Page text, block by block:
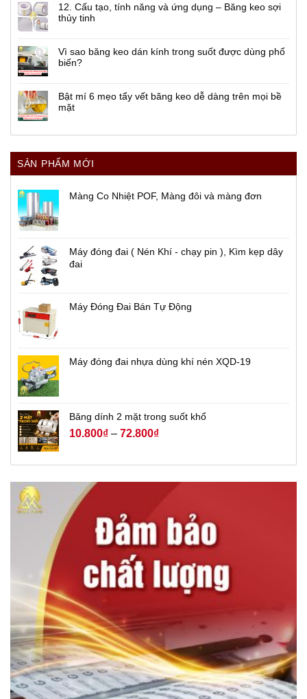
12. Cấu tạo, tính năng và ứng dụng – Băng keo sợi
thủy tinh
Vì sao băng keo dán kính trong suốt được dùng phổ
biến?
Bật mí 6 mẹo tẩy vết băng keo dễ dàng trên mọi bề
mặt
SẢN PHẨM MỚI
Màng Co Nhiệt POF, Màng đôi và màng đơn
Máy đóng đai ( Nén Khí - chạy pin ), Kìm kẹp dây
đai
Máy Đóng Đai Bán Tự Động
Máy đóng đai nhựa dùng khí nén XQD-19
Băng dính 2 mặt trong suốt khổ
10.800₫ – 72.800₫